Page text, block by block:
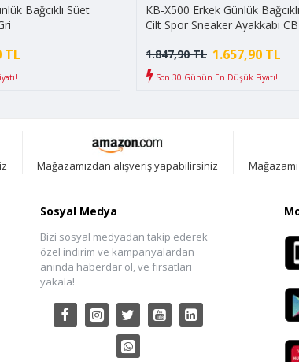
Bağcıklı Süet
TL
KB-X500 Erkek Günlük
Cilt Spor Sneaker Ayakkabı
1.657,90 TL
1.847,90 TL
Son 30 Günün En Düşük Fiyatı!
Mağazamızdan alışveriş yapabilirsiniz
Sosyal Medya
Bizi sosyal medyadan takip ederek
özel indirim ve kampanyalardan
anında haberdar ol, ve fırsatları
yakala!